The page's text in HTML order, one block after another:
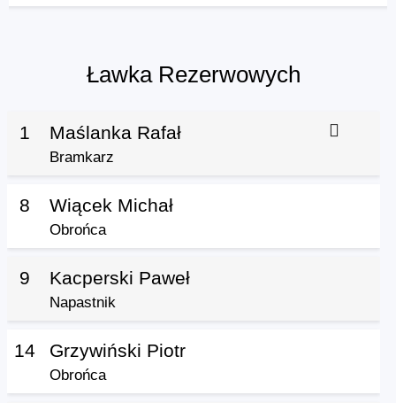
Ławka Rezerwowych
1 Maślanka Rafał
Bramkarz
8 Wiącek Michał
Obrońca
9 Kacperski Paweł
Napastnik
14 Grzywiński Piotr
Obrońca